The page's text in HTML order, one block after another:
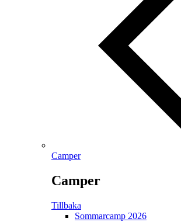
Camper
Camper
Tillbaka
Sommarcamp 2026